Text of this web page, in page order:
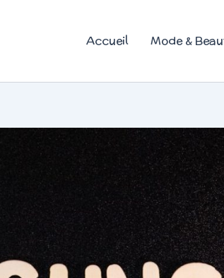
Accueil Mode &